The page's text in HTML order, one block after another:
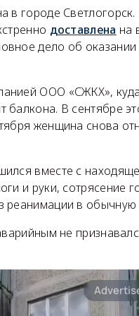
городе Светлогорск.
доставлена на
дело об оказании
ООО «СЖКХ»,
балкона. В сентябре
женщина снова
вместе с
и руки, сотрясение
реанимации в обычную
не